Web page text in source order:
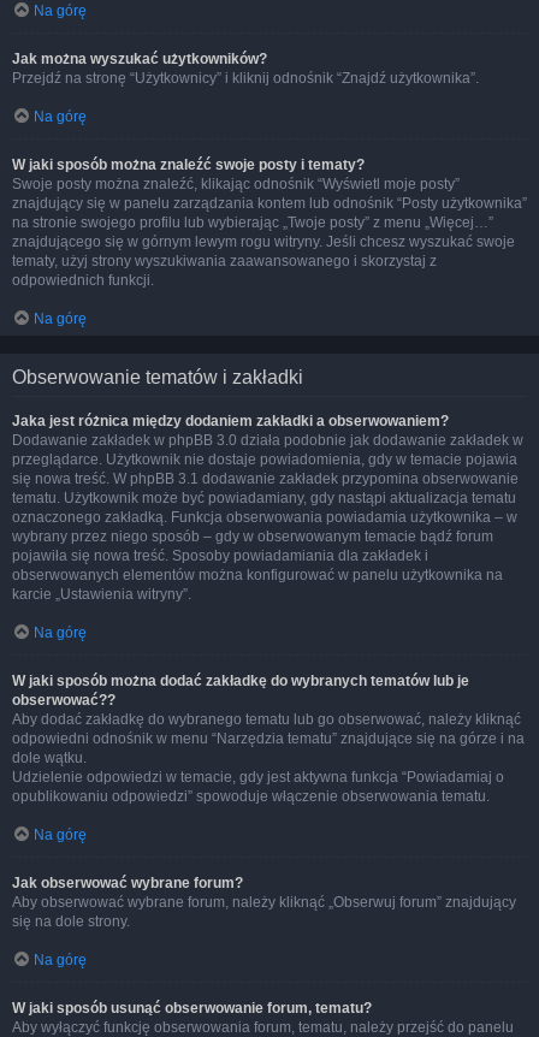
Na górę
Jak można wyszukać użytkowników?
Przejdź na stronę “Użytkownicy” i kliknij odnośnik “Znajdź użytkownika”.
Na górę
W jaki sposób można znaleźć swoje posty i tematy?
Swoje posty można znaleźć, klikając odnośnik “Wyświetl moje posty”
znajdujący się w panelu zarządzania kontem lub odnośnik “Posty użytkownika”
na stronie swojego profilu lub wybierając „Twoje posty” z menu „Więcej…”
znajdującego się w górnym lewym rogu witryny. Jeśli chcesz wyszukać swoje
tematy, użyj strony wyszukiwania zaawansowanego i skorzystaj z
odpowiednich funkcji.
Na górę
Obserwowanie tematów i zakładki
Jaka jest różnica między dodaniem zakładki a obserwowaniem?
Dodawanie zakładek w phpBB 3.0 działa podobnie jak dodawanie zakładek w
przeglądarce. Użytkownik nie dostaje powiadomienia, gdy w temacie pojawia
się nowa treść. W phpBB 3.1 dodawanie zakładek przypomina obserwowanie
tematu. Użytkownik może być powiadamiany, gdy nastąpi aktualizacja tematu
oznaczonego zakładką. Funkcja obserwowania powiadamia użytkownika – w
wybrany przez niego sposób – gdy w obserwowanym temacie bądź forum
pojawiła się nowa treść. Sposoby powiadamiania dla zakładek i
obserwowanych elementów można konfigurować w panelu użytkownika na
karcie „Ustawienia witryny”.
Na górę
W jaki sposób można dodać zakładkę do wybranych tematów lub je
obserwować??
Aby dodać zakładkę do wybranego tematu lub go obserwować, należy kliknąć
odpowiedni odnośnik w menu “Narzędzia tematu” znajdujące się na górze i na
dole wątku.
Udzielenie odpowiedzi w temacie, gdy jest aktywna funkcja “Powiadamiaj o
opublikowaniu odpowiedzi” spowoduje włączenie obserwowania tematu.
Na górę
Jak obserwować wybrane forum?
Aby obserwować wybrane forum, należy kliknąć „Obserwuj forum” znajdujący
się na dole strony.
Na górę
W jaki sposób usunąć obserwowanie forum, tematu?
Aby wyłączyć funkcję obserwowania forum, tematu, należy przejść do panelu